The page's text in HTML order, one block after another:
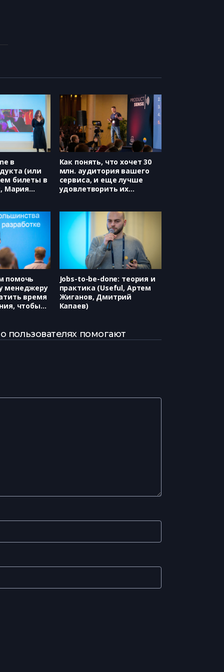
в
(или
билеты в
Мария
Как понять, что хочет 30
млн. аудитория вашего
сервиса, и еще лучше
удовлетворить их
помочь
менеджеру
время
чтобы
Jobs-to-be-done: теория и
практика (Useful, Артем
Жиганов, Дмитрий
Капаев)
пользователях помогают